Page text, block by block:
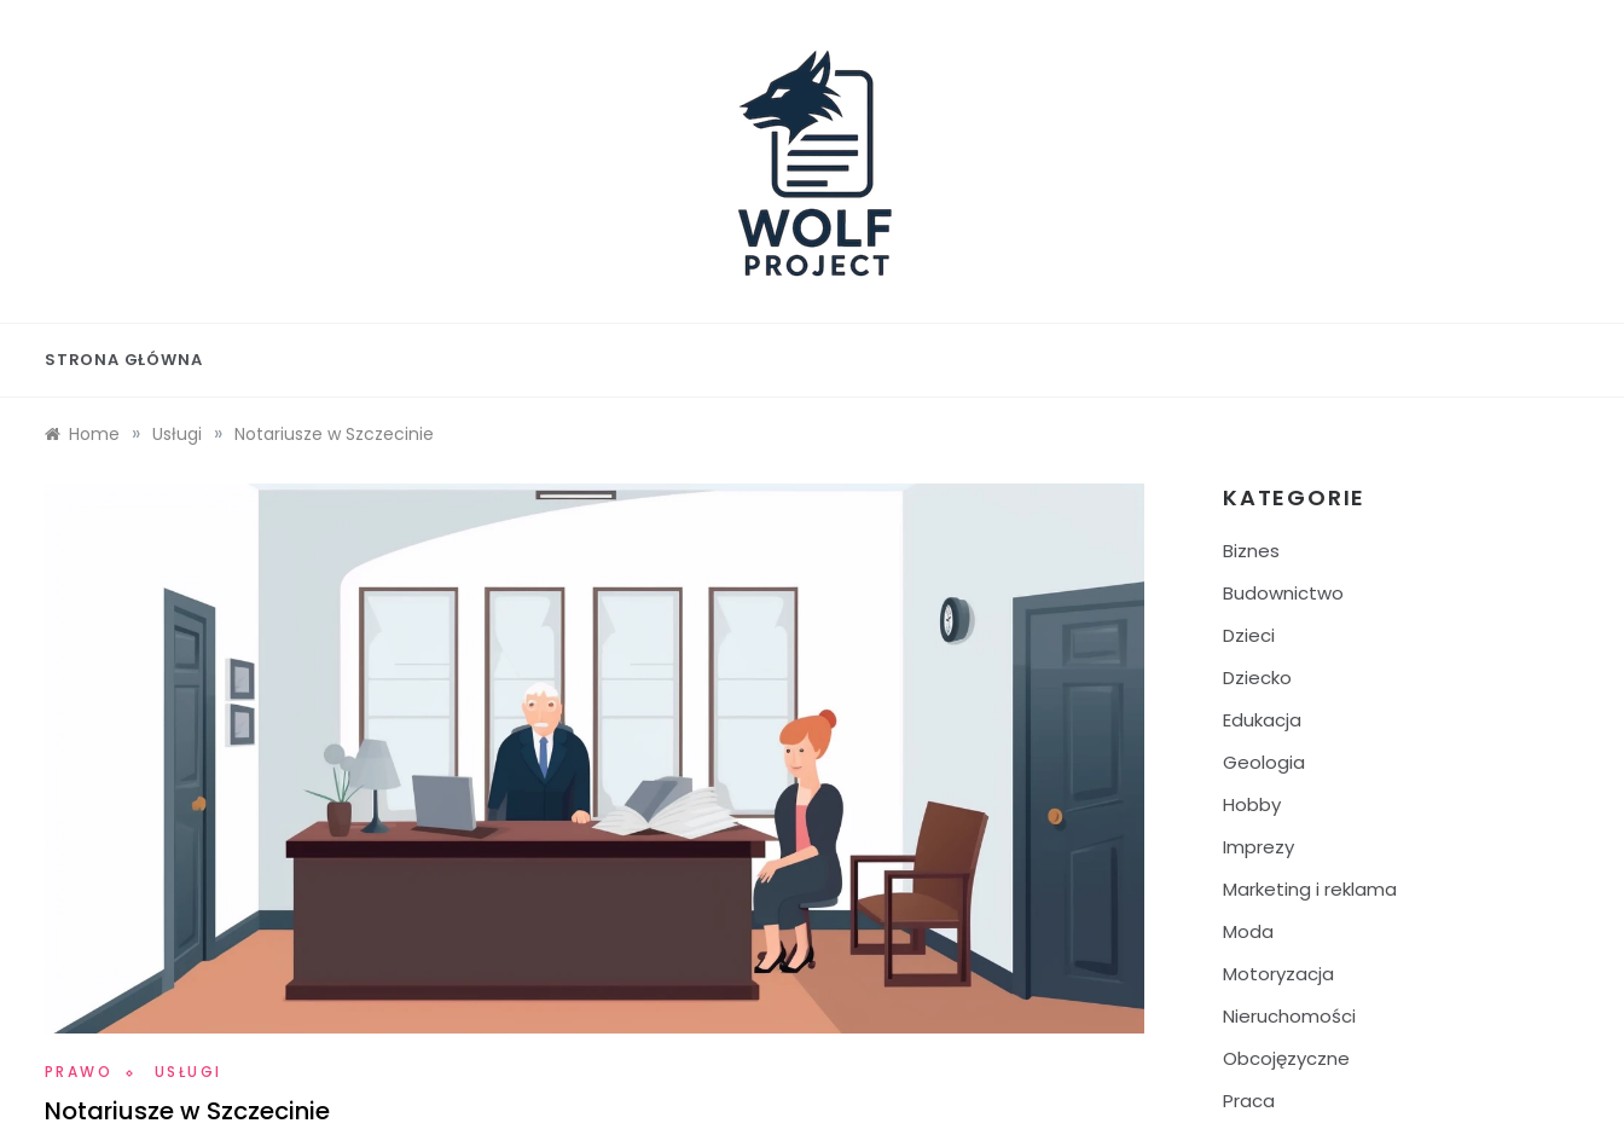
STRONA GŁÓWNA
Home » Usługi » Notariusze w Szczecinie
PRAWO USŁUGI
Notariusze w Szczecinie
KATEGORIE
Biznes
Budownictwo
Dzieci
Dziecko
Edukacja
Geologia
Hobby
Imprezy
Marketing i reklama
Moda
Motoryzacja
Nieruchomości
Obcojęzyczne
Praca